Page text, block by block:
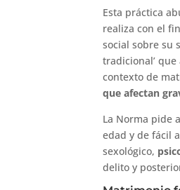
Esta práctica
realiza con el
social sobre su
tradicional’
contexto de
que afectan
La Norma pide
edad y de fácil
sexológico,
delito y